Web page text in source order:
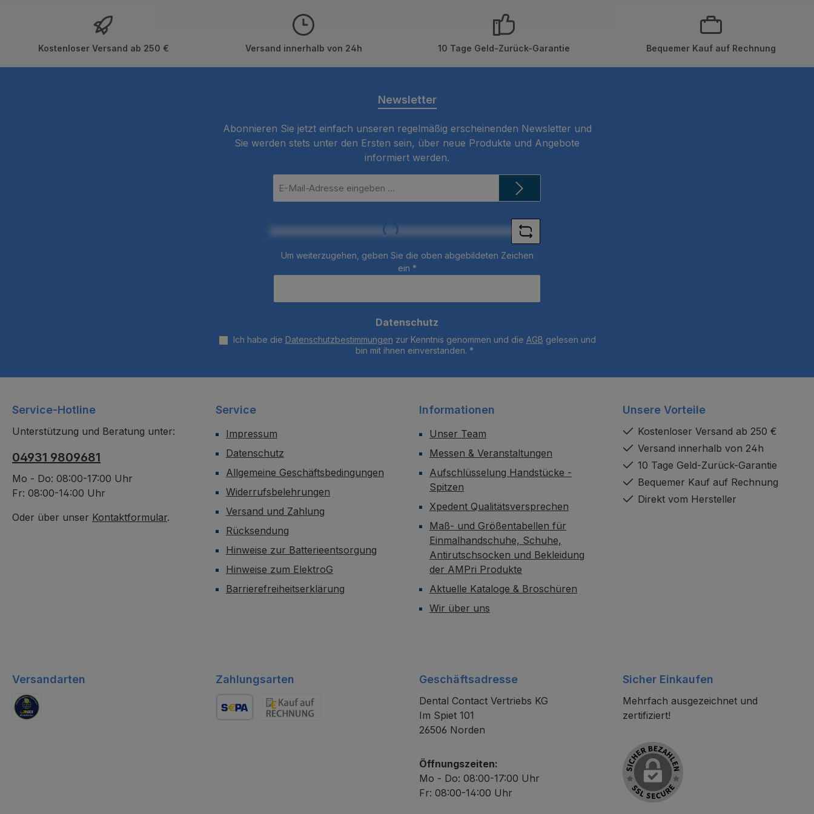
Kostenloser Versand ab 250 € Versand innerhalb von 24h 10 Tage Geld-Zurück-Garantie Bequemer Kauf auf Rechnung
Newsletter
Abonnieren Sie jetzt einfach unseren regelmäßig erscheinenden Newsletter und
Sie werden stets unter den Ersten sein, über neue Produkte und Angebote
informiert werden.
Mail-
Loading...
Um weiterzugehen, geben Sie die oben abgebildeten Zeichen
ein *
Datenschutz
Ich habe die Datenschutzbestimmungen zur Kenntnis genommen und die AGB gelesen und
bin mit ihnen einverstanden. *
Service-Hotline
Unterstützung und Beratung unter:
04931 9809681
Mo - Do: 08:00-17:00 Uhr
Fr: 08:00-14:00 Uhr
Oder über unser Kontaktformular.
Service
Impressum
Datenschutz
Allgemeine Geschäftsbedingungen
Widerrufsbelehrungen
Versand und Zahlung
Rücksendung
Hinweise zur Batterieentsorgung
Hinweise zum ElektroG
Barrierefreiheitserklärung
Informationen
Unser Team
Messen & Veranstaltungen
Aufschlüsselung Handstücke -
Spitzen
Xpedent Qualitätsversprechen
Maß- und Größentabellen für
Einmalhandschuhe, Schuhe,
Antirutschsocken und Bekleidung
der AMPri Produkte
Aktuelle Kataloge & Broschüren
Wir über uns
Unsere Vorteile
Kostenloser Versand ab 250 €
Versand innerhalb von 24h
10 Tage Geld-Zurück-Garantie
Bequemer Kauf auf Rechnung
Direkt vom Hersteller
Versandarten Zahlungsarten Geschäftsadresse
Dental Contact Vertriebs KG
Im Spiet 101
26506 Norden
Öffnungszeiten:
Mo - Do: 08:00-17:00 Uhr
Fr: 08:00-14:00 Uhr
Sicher Einkaufen
Mehrfach ausgezeichnet und
zertifiziert!